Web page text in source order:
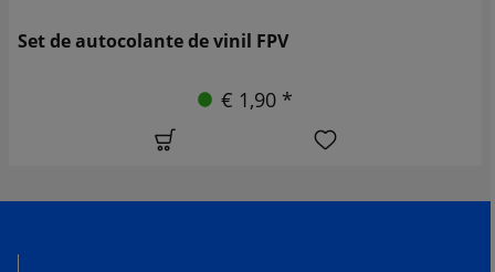
Set de autocolante de vinil FPV
€ 1,90 *